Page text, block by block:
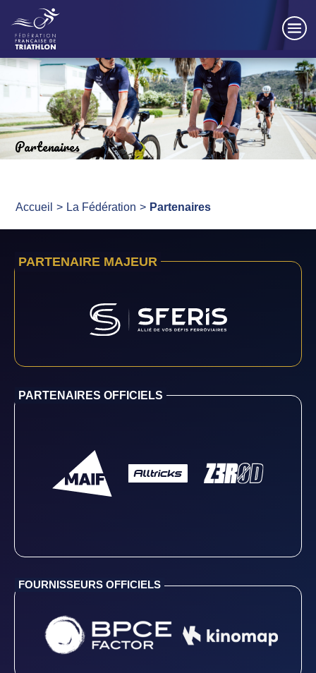
Partenaires
Accueil La Fédération Partenaires
PARTENAIRE MAJEUR
PARTENAIRES OFFICIELS
FOURNISSEURS OFFICIELS